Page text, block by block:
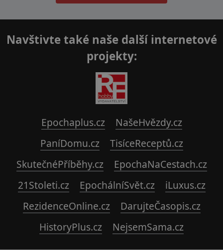
Navštivte také naše další internetové
projekty:
Epochaplus.cz
NašeHvězdy.cz
PaníDomu.cz
TisíceReceptů.cz
SkutečnéPříběhy.cz
EpochaNaCestach.cz
21Stoleti.cz
EpochálníSvět.cz
iLuxus.cz
RezidenceOnline.cz
DarujteČasopis.cz
HistoryPlus.cz
NejsemSama.cz